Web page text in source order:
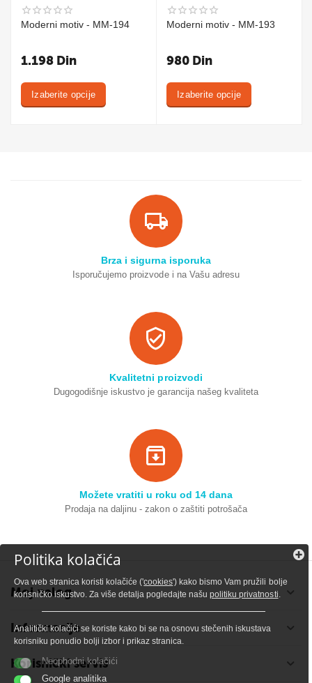
Moderni motiv - MM-194
1.198 Din
Izaberite opcije
Moderni motiv - MM-193
980 Din
Izaberite opcije
Brza i sigurna isporuka
Isporučujemo proizvode i na Vašu adresu
Kvalitetni proizvodi
Dugogodišnje iskustvo je garancija našeg kvaliteta
Možete vratiti u roku od 14 dana
Prodaja na daljinu - zakon o zaštiti potrošača
Moj nalog
Informacije
Korisnički servis
Politika kolačića
Ova web stranica koristi kolačiće ('cookies') kako bismo Vam pružili bolje
korisničko iskustvo. Za više detalja pogledajte našupolitiku privatnosti.
Analitički kolačići se koriste kako bi se na osnovu stečenih iskustava
korisniku ponudio bolji izbor i prikaz stranica.
Neophodni kolačići
Google analitika